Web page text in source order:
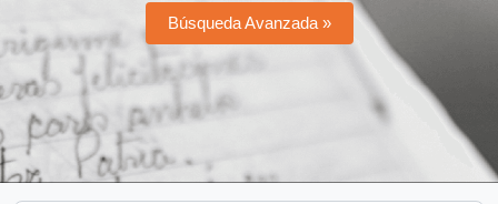
Búsqueda Avanzada »